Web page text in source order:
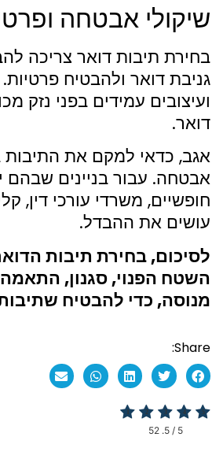
שיקולי אבטחה
בחירת תיבות דואר צריכה
גניבת דואר ולהבטיח
ועיצובים עמידים בפני נזק
דואר.
אגב, כדאי למקם את התיבות
אבטחה. עבור בניינים שבהם
חופשיים, משרדי עורכי דין,
עושים את ההבדל.
לסיכום, בחירת תיבות
השטח הפנוי, סגנון,
מנוסה, כדי להבטיח
Share:
5
/ 5.
52